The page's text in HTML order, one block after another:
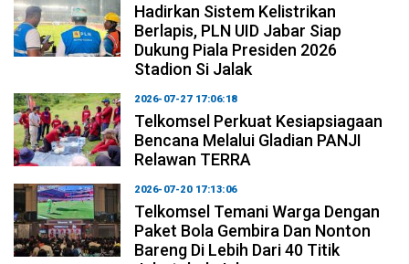
Hadirkan Sistem Kelistrikan
Berlapis, PLN UID Jabar Siap
Dukung Piala Presiden 2026
Stadion Si Jalak
2026-07-27 17:06:18
Telkomsel Perkuat Kesiapsiagaan
Bencana Melalui Gladian PANJI
Relawan TERRA
2026-07-20 17:13:06
Telkomsel Temani Warga Dengan
Paket Bola Gembira Dan Nonton
Bareng Di Lebih Dari 40 Titik